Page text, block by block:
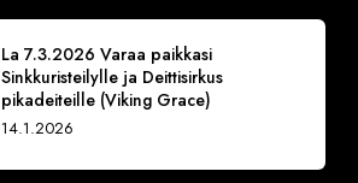
La 7.3.2026 Varaa paikkasi
Sinkkuristeilylle ja Deittisirkus
pikadeiteille (Viking Grace)
14.1.2026